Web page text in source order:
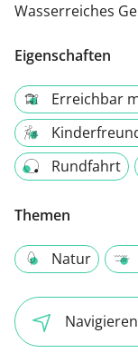
Wasserreiches
Eigenschaften
Erreichbar
Rundfahrt
Themen
Natur